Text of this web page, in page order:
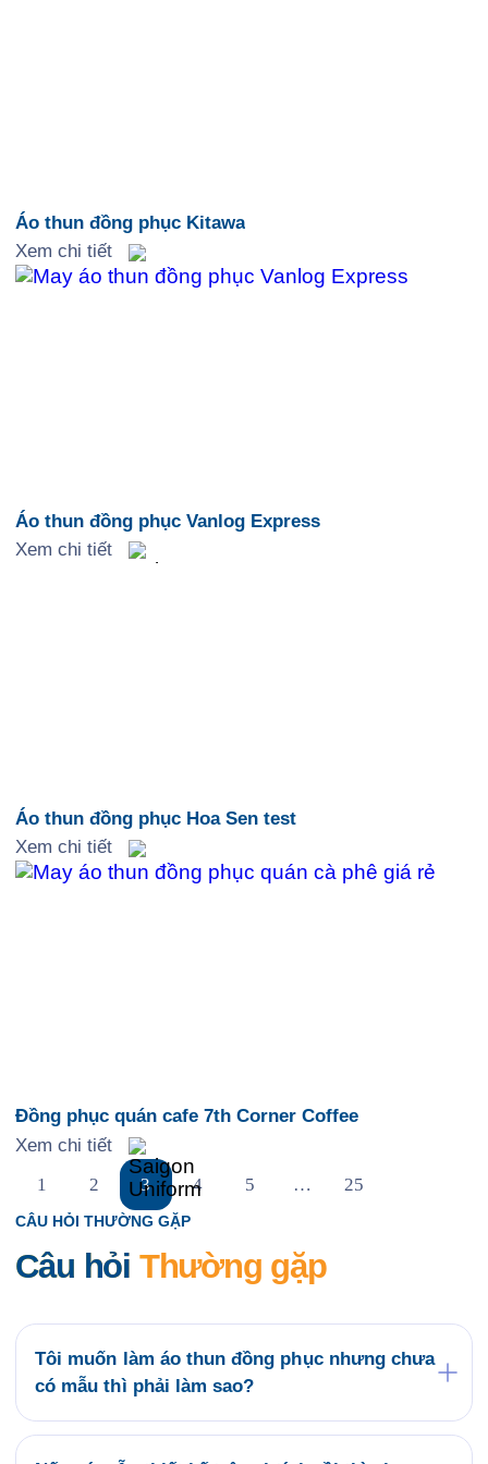
Áo thun đồng phục Kitawa
Xem chi tiết
Áo thun đồng phục Vanlog Express
Xem chi tiết
Áo thun đồng phục Hoa Sen test
Xem chi tiết
Đồng phục quán cafe 7th Corner Coffee
Xem chi tiết
1
2 3 4 5 … 25
CÂU HỎI THƯỜNG GẶP
Câu hỏi Thường gặp
Tôi muốn làm áo thun đồng phục nhưng chưa
có mẫu thì phải làm sao?
phục có sẵn tại website saigonuniform.com hoặc